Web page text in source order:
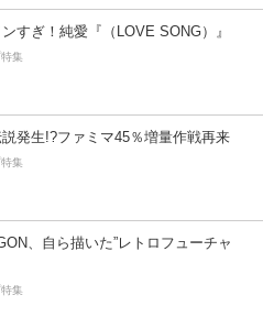
すぎ！純愛『（LOVE SONG）』
集
発生!?ファミマ45％増量作戦再来
集
、自ら描いた”レトロフューチャ
集